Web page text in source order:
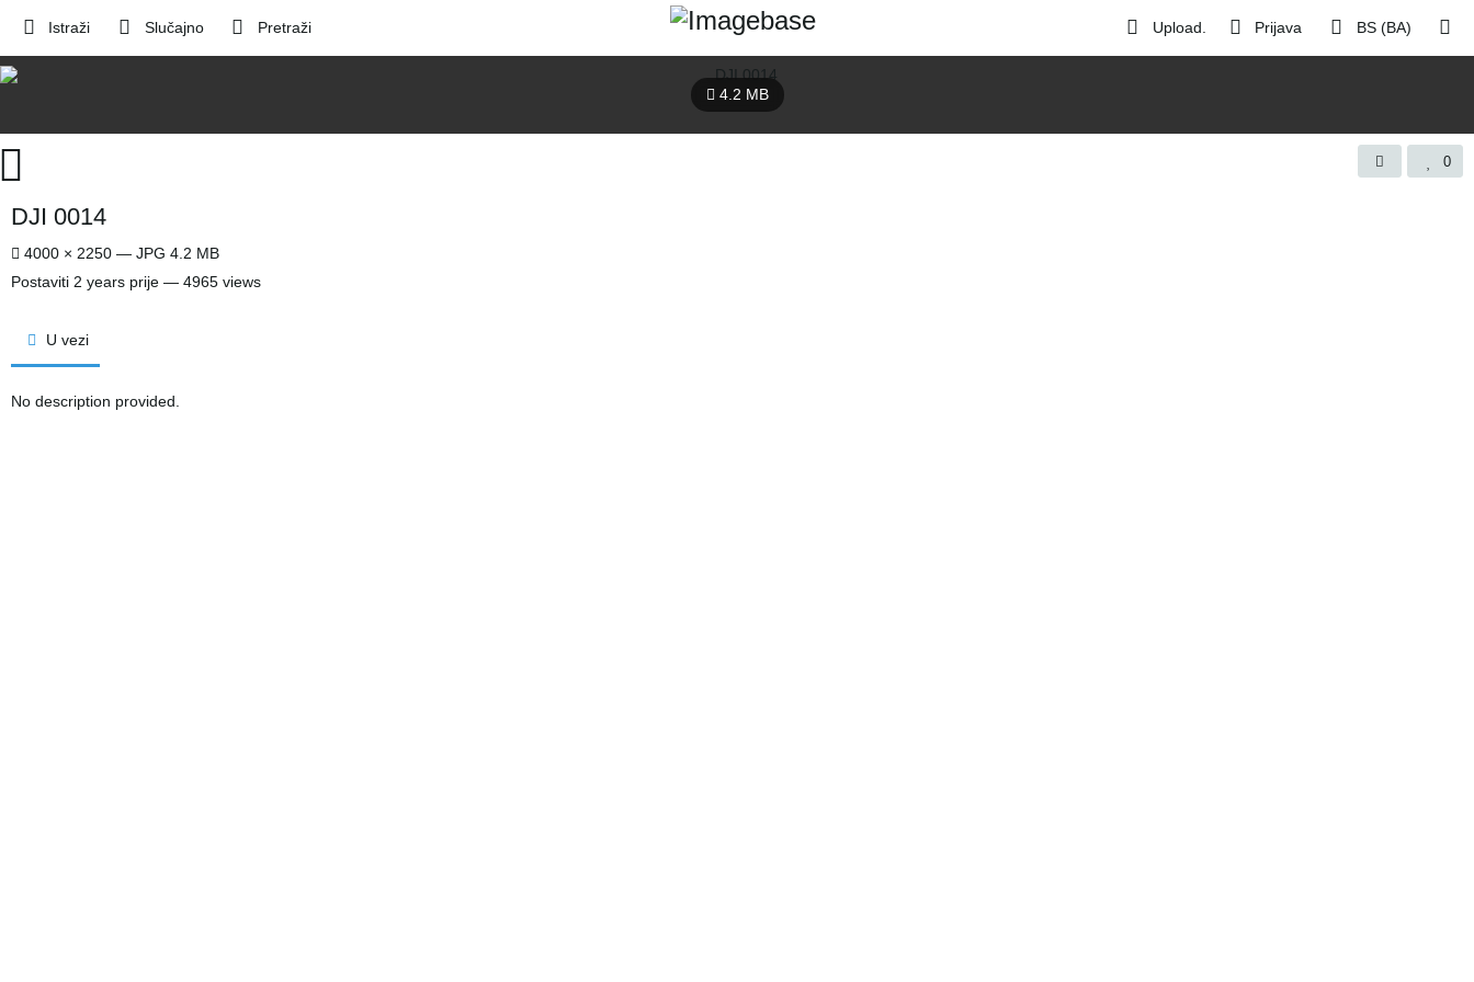
Istraži Slučajno Pretraži Upload. Prijava BS (BA)
4.2 MB
0
DJI 0014
4000 × 2250 — JPG 4.2 MB
Postaviti 2 years prije — 4965 views
U vezi
No description provided.